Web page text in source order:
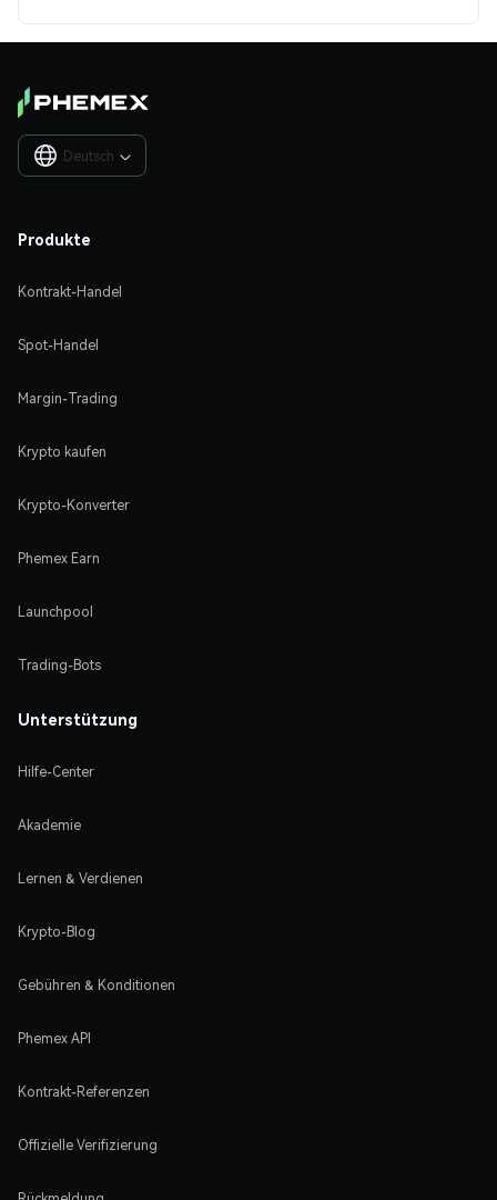
Deutsch 
Produkte
Kontrakt-Handel
Spot-Handel
Margin-Trading
Krypto kaufen
Krypto-Konverter
Phemex Earn
Launchpool
Trading-Bots
Unterstützung
Hilfe-Center
Akademie
Lernen & Verdienen
Krypto-Blog
Gebühren & Konditionen
Phemex API
Kontrakt-Referenzen
Offizielle Verifizierung